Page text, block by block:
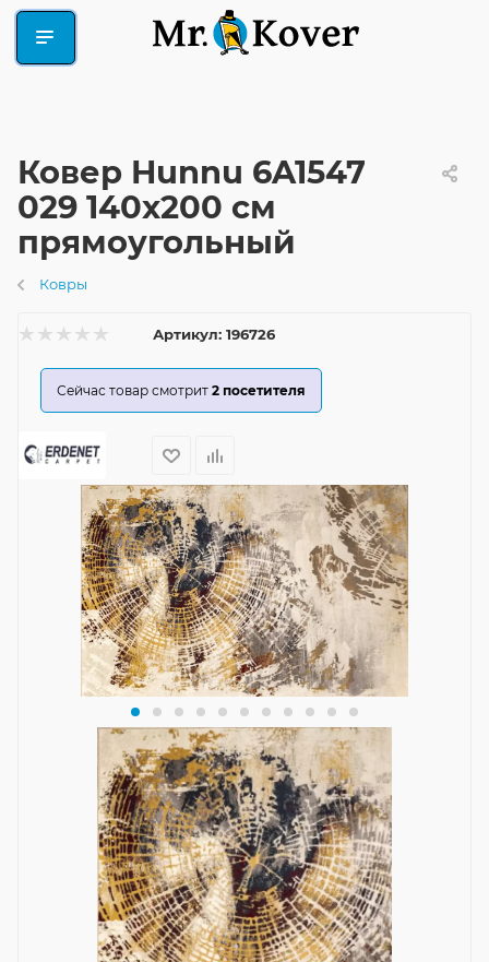
Ковер Hunnu 6A1547
029 140x200 см
прямоугольный
Ковры
Артикул: 196726
Сейчас товар смотрит 2 посетителя